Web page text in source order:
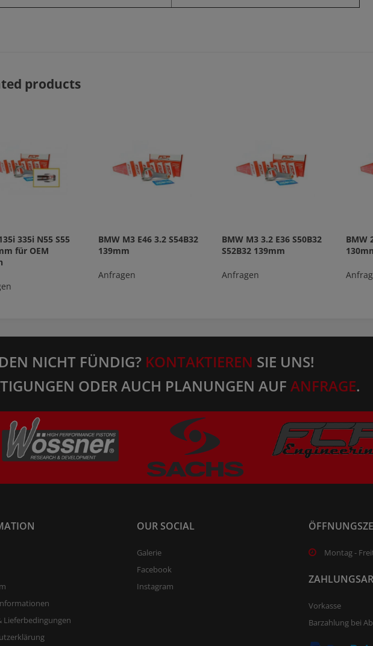
products
335i N55 S55
für OEM
BMW M3 E46 3.2 S54B32
139mm
Anfragen
BMW M3 3.2 E36 S50B32
S52B32 139mm
Anfragen
BMW
NICHT FÜNDIG? KONTAKTIEREN SIE UNS!
ODER AUCH PLANUNGEN AUF ANFRAGE.
Lieferbedingungen
OUR SOCIAL
Galerie
Facebook
Instagram
Montag -
Vorkasse
Barzahlung bei